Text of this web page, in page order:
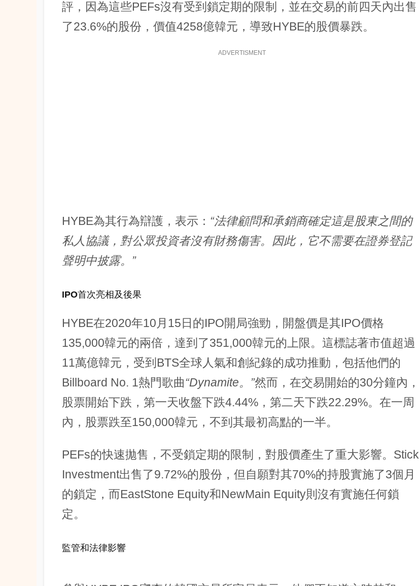
評，因為這些PEFs沒有受到鎖定期的限制，並在交易的前四天內出售
了23.6%的股份，價值4258億韓元，導致HYBE的股價暴跌。
ADVERTISMENT
HYBE為其行為辯護，表示： “法律顧問和承銷商確定這是股東之間的
私人協議，對公眾投資者沒有財務傷害。因此，它不需要在證券登記
聲明中披露。”
IPO首次亮相及後果
HYBE在2020年10月15日的IPO開局強勁，開盤價是其IPO價格
135,000韓元的兩倍，達到了351,000韓元的上限。這標誌著市值超過
11萬億韓元，受到BTS全球人氣和創紀錄的成功推動，包括他們的
Billboard No. 1熱門歌曲“Dynamite。”然而，在交易開始的30分鐘內，
股票開始下跌，第一天收盤下跌4.44%，第二天下跌22.29%。在一周
內，股票跌至150,000韓元，不到其最初高點的一半。
PEFs的快速拋售，不受鎖定期的限制，對股價產生了重大影響。Stick
Investment出售了9.72%的股份，但自願對其70%的持股實施了3個月
的鎖定，而EastStone Equity和NewMain Equity則沒有實施任何鎖
定。
監管和法律影響